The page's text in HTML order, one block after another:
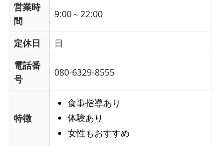
営業時
間
9:00～22:00
定休日
日
電話番
号
080-6329-8555
特徴
食事指導あり
体験あり
女性もおすすめ